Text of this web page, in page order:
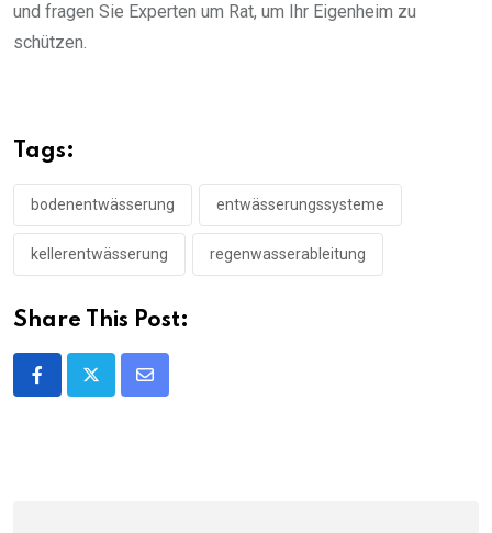
und fragen Sie Experten um Rat, um Ihr Eigenheim zu
schützen.
Tags:
bodenentwässerung entwässerungssysteme
kellerentwässerung regenwasserableitung
Share This Post:
Share